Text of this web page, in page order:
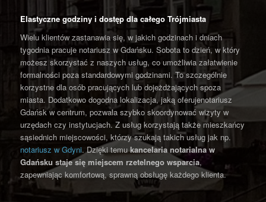
Elastyczne godziny i dostęp dla całego Trójmiasta
Wielu klientów zastanawia się, w jakich godzinach i dniach
tygodnia pracuje notariusz w Gdańsku. Sobota to dzień, w który
możesz skorzystać z naszych usług, co umożliwia załatwienie
formalności poza standardowymi godzinami. To szczególnie
korzystne dla osób pracujących lub dojeżdżających spoza
miasta. Dodatkowo dogodna lokalizacja, jaką oferujenotariusz
Gdańsk w centrum, pozwala szybko skoordynować wizyty w
urzędach czy instytucjach. Z usług korzystają także mieszkańcy
sąsiednich miejscowości, którzy szukają takich usług jak np.
notariusz w Gdyni. Dzięki temukancelaria notarialna w
Gdańsku staje się miejscem rzetelnego wsparcia,
zapewniając komfortową, sprawną obsługę każdego klienta.